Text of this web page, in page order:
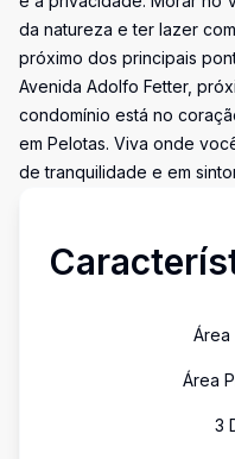
da natureza e ter lazer
próximo dos principais
Avenida Adolfo Fetter,
condomínio está no
em Pelotas. Viva onde
de tranquilidade e em
Área
Área
3